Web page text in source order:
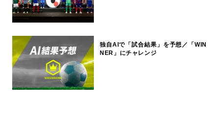
独自AIで「試合結果」を予想／「WIN
NER」にチャレンジ